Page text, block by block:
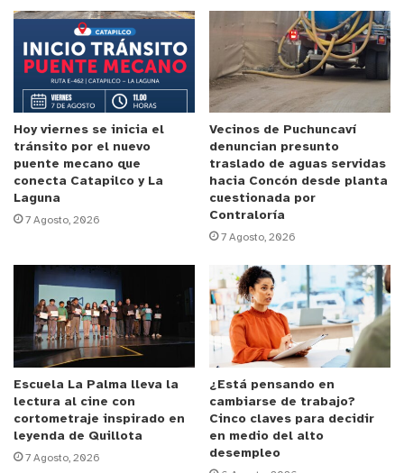
inaceptable, eso es un derecho humano del que
nadie puede privarte, es un derecho que tienes y
prohibírtelo es profundamente violento”, agregó.
El hecho ocurrió en agosto de este año y al
conocer la situación, la alcaldesa ha tomado
medidas, puntualizando que “frente a este hecho
vamos a iniciar inmediatamente acciones para
perseguir la responsabilidad porque aquí no existe
objeción de conciencia, eso es solamente respecto
para un aborto en tres causales y este no es el
caso”.
Reproductor
de
Video
Hoy viernes se inicia el
tránsito por el nuevo
puente mecano que
conecta Catapilco y La
Laguna
7 Agosto, 2026
Vecinos de Puchuncaví
denuncian presunto
traslado de aguas servidas
hacia Concón desde planta
cuestionada por
Contraloría
7 Agosto, 2026
Escuela La Palma lleva la
lectura al cine con
cortometraje inspirado en
leyenda de Quillota
7 Agosto, 2026
¿Está pensando en
cambiarse de trabajo?
Cinco claves para decidir
en medio del alto
desempleo